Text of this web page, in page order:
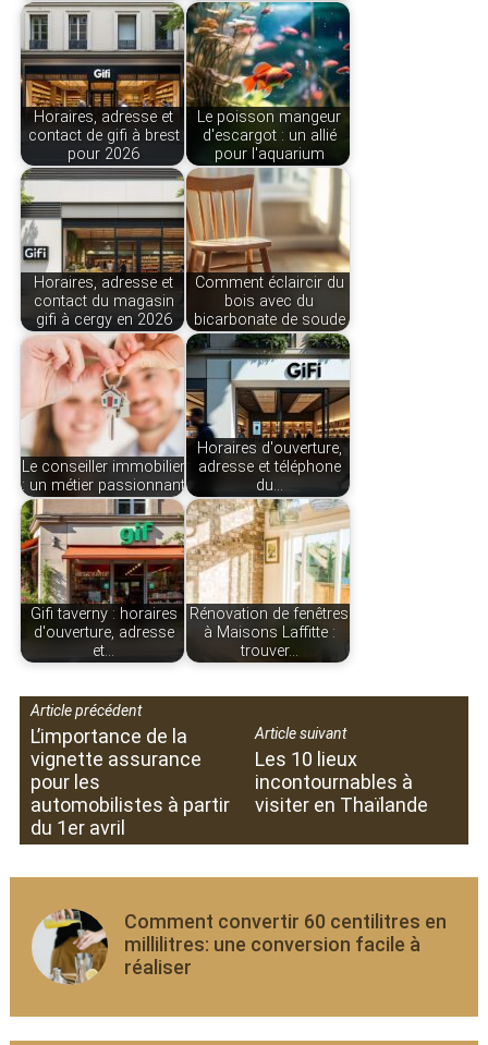
Horaires, adresse et
contact de gifi à brest
pour 2026
Le poisson mangeur
d'escargot : un allié
pour l'aquarium
Horaires, adresse et
contact du magasin
gifi à cergy en 2026
Comment éclaircir du
bois avec du
bicarbonate de soude
Le conseiller immobilier
: un métier passionnant
Horaires d'ouverture,
adresse et téléphone
du…
Gifi taverny : horaires
d'ouverture, adresse
et…
Rénovation de fenêtres
à Maisons Laffitte :
trouver…
Article précédent
L’importance de la
vignette assurance
pour les
automobilistes à partir
du 1er avril
Article suivant
Les 10 lieux
incontournables à
visiter en Thaïlande
Comment convertir 60 centilitres en
millilitres: une conversion facile à
réaliser